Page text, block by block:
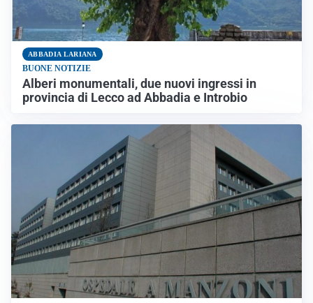
ABBADIA LARIANA
BUONE NOTIZIE
Alberi monumentali, due nuovi ingressi in
provincia di Lecco ad Abbadia e Introbio